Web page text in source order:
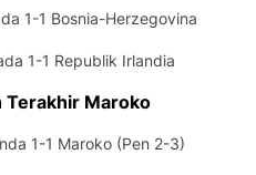
1-1 Bosnia-Herzegovina
1-1 Republik Irlandia
Terakhir Maroko
1-1 Maroko (Pen 2-3)